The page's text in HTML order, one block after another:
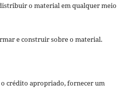
o material em qualquer meio
e construir sobre o material.
crédito apropriado, fornecer um